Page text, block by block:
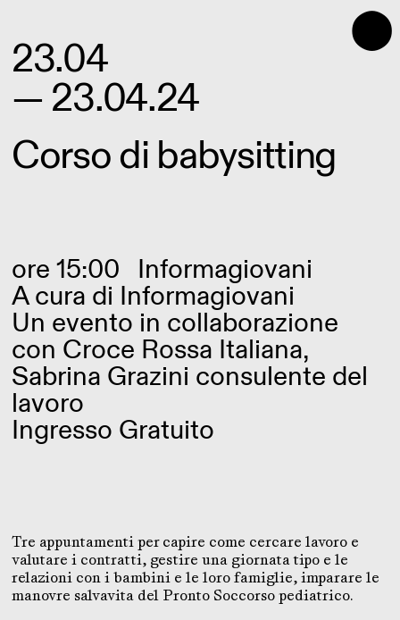
⬤
23.04
— 23.04.24
Corso di babysitting
ore 15:00 Informagiovani
A cura di Informagiovani
Un evento in collaborazione
con Croce Rossa Italiana,
Sabrina Grazini consulente del
lavoro
Ingresso Gratuito
Tre appuntamenti per capire come cercare lavoro e
valutare i contratti, gestire una giornata tipo e le
relazioni con i bambini e le loro famiglie, imparare le
manovre salvavita del Pronto Soccorso pediatrico.